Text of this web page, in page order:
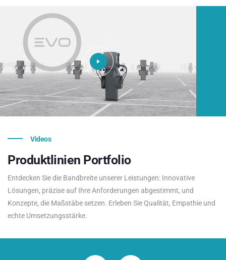
Videos
Produktlinien Portfolio
Entdecken Sie die Bandbreite unserer Leistungen: Innovative
Lösungen, präzise auf Ihre Anforderungen abgestimmt, und
Konzepte, die Maßstäbe setzen. Erleben Sie Qualität, Empathie und
echte Umsetzungsstärke.